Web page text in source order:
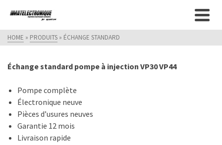
HOME » PRODUITS » ÉCHANGE STANDARD
Échange standard pompe à injection VP30 VP44
Pompe complète
Électronique neuve
Pièces d’usures neuves
Garantie 12 mois
Livraison rapide